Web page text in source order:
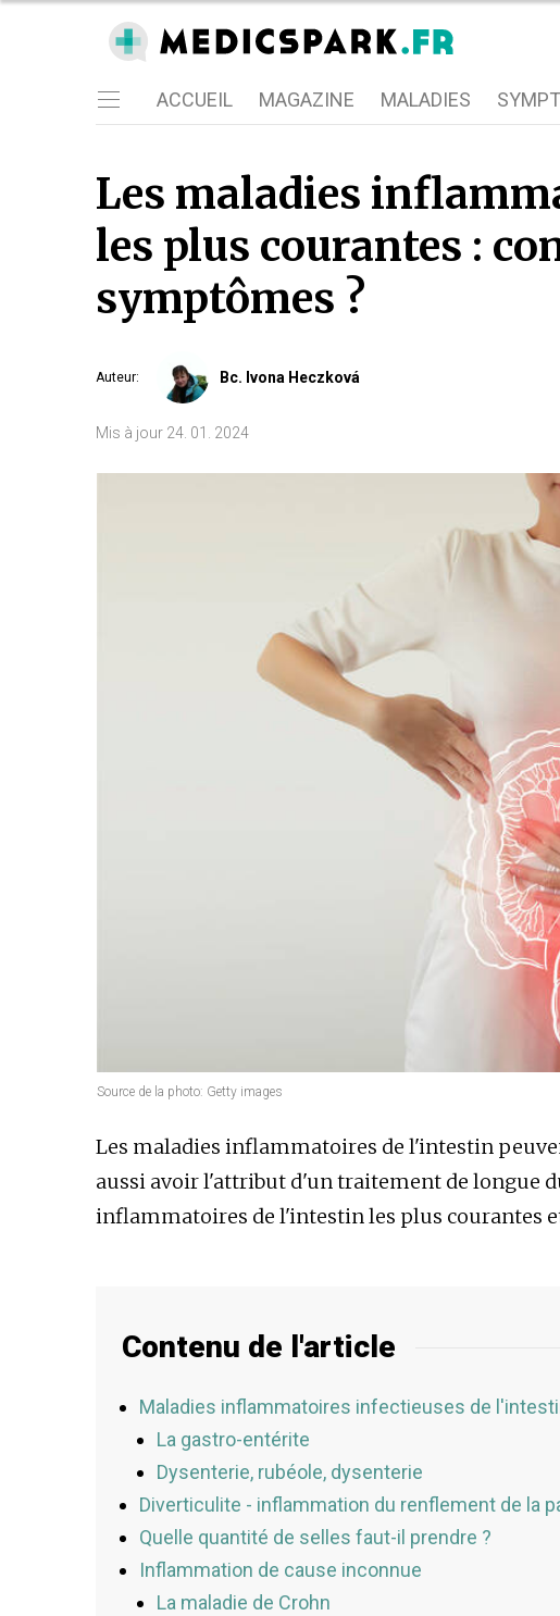
ACCUEIL MAGAZINE MALADIES
Les maladies
les plus courantes :
symptômes ?
Auteur: Bc. Ivona Heczková
Mis à jour 24. 01. 2024
Source de la photo: Getty images
Les maladies inflammatoires de l'intestin
aussi avoir l'attribut d'un traitement de longue
inflammatoires de l'intestin les plus courantes
Contenu de l'article
Maladies inflammatoires infectieuses de
La gastro-entérite
Dysenterie, rubéole, dysenterie
Diverticulite - inflammation du renflement de la
Quelle quantité de selles faut-il prendre ?
Inflammation de cause inconnue
La maladie de Crohn